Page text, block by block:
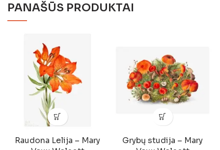
PANAŠŪS PRODUKTAI
Raudona Lelija – Mary
Grybų studija – Mary